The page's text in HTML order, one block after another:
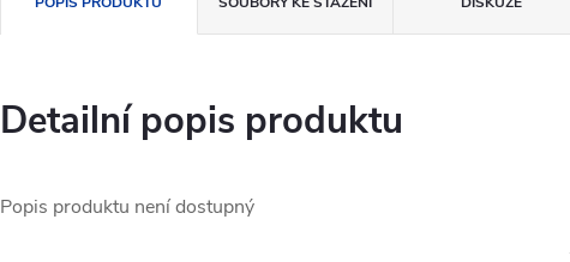
Detailní popis produktu
Popis produktu není dostupný